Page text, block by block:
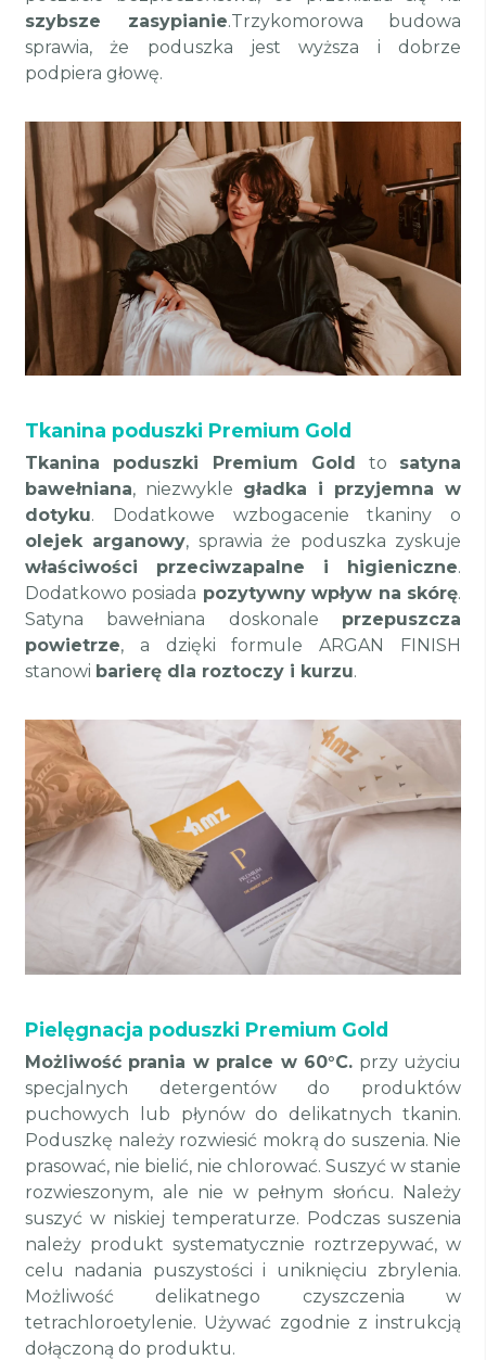
szybsze zasypianie.Trzykomorowa budowa
sprawia, że poduszka jest wyższa i dobrze
podpiera głowę.
Tkanina poduszki Premium Gold
Tkanina poduszki Premium Gold to satyna
bawełniana, niezwykle gładka i przyjemna w
dotyku. Dodatkowe wzbogacenie tkaniny o
olejek arganowy, sprawia że poduszka zyskuje
właściwości przeciwzapalne i higieniczne.
Dodatkowo posiada pozytywny wpływ na skórę.
Satyna bawełniana doskonale przepuszcza
powietrze, a dzięki formule ARGAN FINISH
stanowi barierę dla roztoczy i kurzu.
Pielęgnacja poduszki Premium Gold
Możliwość prania w pralce w 60°C. przy użyciu
specjalnych detergentów do produktów
puchowych lub płynów do delikatnych tkanin.
Poduszkę należy rozwiesić mokrą do suszenia. Nie
prasować, nie bielić, nie chlorować. Suszyć w stanie
rozwieszonym, ale nie w pełnym słońcu. Należy
suszyć w niskiej temperaturze. Podczas suszenia
należy produkt systematycznie roztrzepywać, w
celu nadania puszystości i uniknięciu zbrylenia.
Możliwość delikatnego czyszczenia w
tetrachloroetylenie. Używać zgodnie z instrukcją
dołączoną do produktu.